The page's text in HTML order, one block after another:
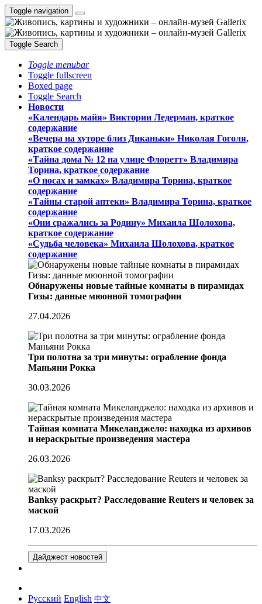
Toggle navigation
Toggle Search
Toggle menubar
Toggle fullscreen
Boxed page
Toggle Search
Новости
«Календарь майя» Виктории Ледерман, краткое
содержание
«Вечера на хуторе близ Диканьки» Николая Гоголя,
краткое содержание
«Тайна дома № 12 на улице Флоретт» Владимира
Торина, краткое содержание
«О носах и замка́х» Владимира Торина, краткое
содержание
«Тайны старой аптеки» Владимира Торина, краткое
содержание
«Они сражались за Родину» Михаила Шолохова,
краткое содержание
«Судьба человека» Михаила Шолохова, краткое
содержание
Обнаружены новые тайные комнаты в пирамидах
Гизы: данные мюонной томографии
27.04.2026
Три полотна за три минуты: ограбление фонда
Маньяни Рокка
30.03.2026
Тайная комната Микеланджело: находка из архивов
и нераскрытые произведения мастера
26.03.2026
Banksy раскрыт? Расследование Reuters и человек за
маской
17.03.2026
Дайджест новостей
Русский English 中文